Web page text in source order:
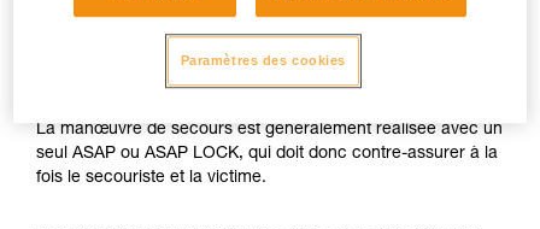
La manœuvre de secours est généralement réalisée avec un
seul ASAP ou ASAP LOCK, qui doit donc contre-assurer à la
fois le secouriste et la victime.
Paramètres des cookies